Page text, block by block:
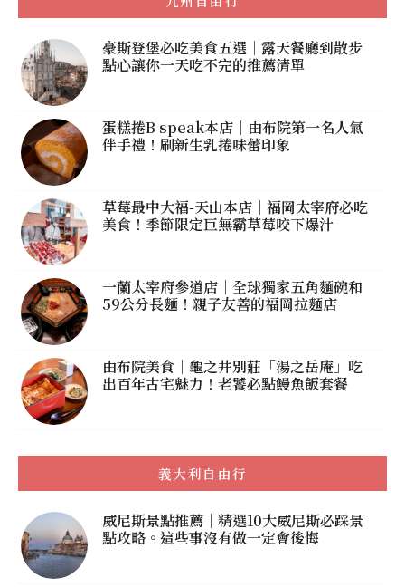
豪斯登堡必吃美食五選｜露天餐廳到散步
點心讓你一天吃不完的推薦清單
蛋糕捲B speak本店｜由布院第一名人氣
伴手禮！刷新生乳捲味蕾印象
草莓最中大福-天山本店｜福岡太宰府必吃
美食！季節限定巨無霸草莓咬下爆汁
一蘭太宰府參道店｜全球獨家五角麵碗和
59公分長麵！親子友善的福岡拉麵店
由布院美食｜龜之井別莊「湯之岳庵」吃
出百年古宅魅力！老饕必點鰻魚飯套餐
義大利自由行
威尼斯景點推薦｜精選10大威尼斯必踩景
點攻略。這些事沒有做一定會後悔